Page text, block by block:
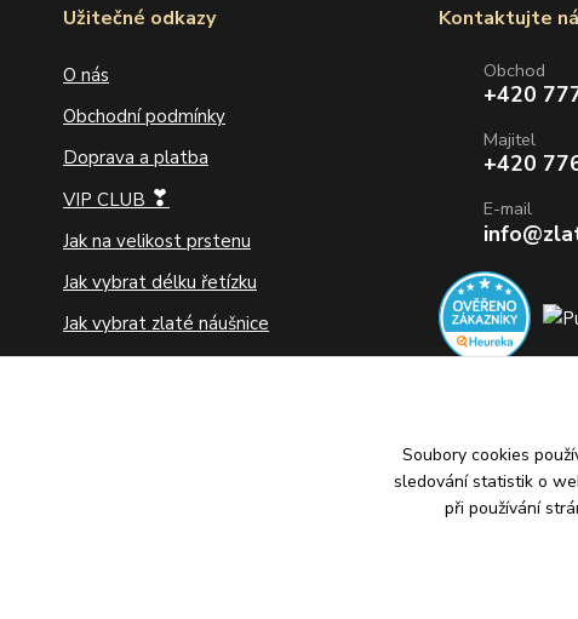
Užitečné odkazy
O nás
Obchodní podmínky
Doprava a platba
VIP CLUB ❣
Jak na velikost prstenu
Jak vybrat délku řetízku
Jak vybrat zlaté náušnice
Jak pečovat o šperky
Kontaktujte
Obchod
+420
Majitel
+420
E-mail
Soubory cookies
sledování statistik o
při používání